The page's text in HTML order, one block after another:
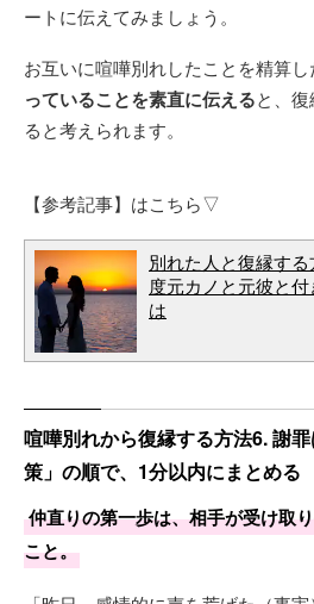
ートに伝えてみましょう。
お互いに喧嘩別れしたことを精算し
っていることを素直に伝えると、
ると考えられます。
【参考記事】はこちら▽
別れた人と復縁す
度元カノと元彼と
は
喧嘩別れから復縁する方法6. 謝
策」の順で、1分以内にまとめる
仲直りの第一歩は、相手が受け取
こと。